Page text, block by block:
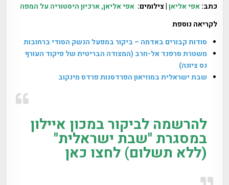
כתב:אפי אליאן| צילומים: אפי אליאן, ארכיון היסטוריה על המפה
לקריאה נוספת
סודות קבורים באדמה – ביקור במפעל הנשק הסודי ברחובות
משטרת סרפנד אל-חרב (המצודה הבריטית של פיקוד העורף
נס ציונה)
שבת ישראלית במוזיאון הפרדסנות פרדס מינקוב
להרשמה לביקור במכון איילון
במסגרת "שבת ישראלית"
(ללא תשלום)לחצו כאן